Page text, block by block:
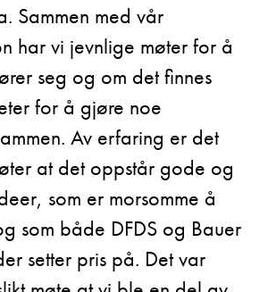
Sammen med vår
har vi jevnlige møter for å
seg og om det finnes
for å gjøre noe
Av erfaring er det
at det oppstår gode og
som er morsomme å
som både DFDS og Bauer
setter pris på. Det var